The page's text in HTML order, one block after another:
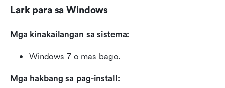
Lark para sa Windows
Mga kinakailangan sa sistema:
Windows 7 o mas bago.
Mga hakbang sa pag-install: